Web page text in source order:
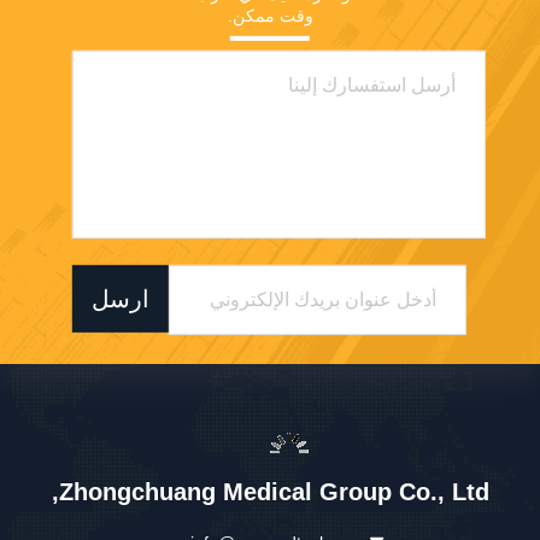
وقت ممكن.
ارسل
Zhongchuang Medical Group Co., Ltd,